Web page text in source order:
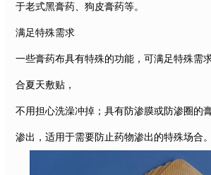
于老式黑膏药、狗皮膏药等。
满足特殊需求
一些膏药布具有特殊的功能，可满足特殊需
合夏天敷贴，
不用担心洗澡冲掉；具有防渗膜或防渗圈的
渗出，适用于需要防止药物渗出的特殊场合。